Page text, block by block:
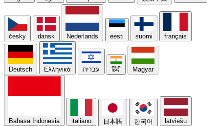
česky dansk Nederlands eesti suomi français
Deutsch Ελληνικά עברית हिंदी Magyar
Bahasa Indonesia italiano 日本語 한국어 latviešu